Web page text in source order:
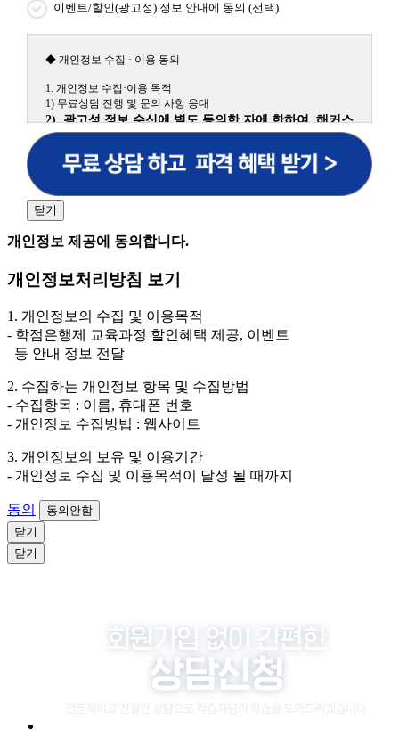
이벤트/할인(광고성) 정보 안내에 동의 (선택)
◆ 개인정보 수집 · 이용 동의
1. 개인정보 수집·이용 목적
1) 무료상담 진행 및 문의 사항 응대
2) 광고성 정보 수신에 별도 동의한 자에 한하여 해커스
원격평생교육원을 비롯한 해커스 교육그룹의 새로운 서
비스 신상품이나 이벤트, 최신 정보 안내 등 신청자의 취
향에 맞는 최적의 서비스를 제공하기 위함.
어, 해커스일본어, 해커스잡, 해커스금융, 해커스임용, 해커스공무
원, 해커스경찰, 해커스소방, 해커스공인중개사, 해커스주택관리
사, 해커스편입 등)
3. 개인정보 보유/이용 기간: 법령상 정하는 경우를 제
외하고는 회원탈퇴 시까지 이용 및 보관합니다. 단, 비회
원이거나 상담 시로부터 3년 이내 탈퇴하는 자의 경우,
소비자 불만 또는 분쟁처리를 위해 3년간 보관합니다.
의 경우에는 상담 신청이 제한됩니다.
닫기
개인정보 제공에 동의합니다.
개인정보처리방침 보기
1. 개인정보의 수집 및 이용목적
- 학점은행제 교육과정 할인혜택 제공, 이벤트
등 안내 정보 전달
2. 수집하는 개인정보 항목 및 수집방법
- 수집항목 : 이름, 휴대폰 번호
- 개인정보 수집방법 : 웹사이트
3. 개인정보의 보유 및 이용기간
- 개인정보 수집 및 이용목적이 달성 될 때까지
동의
동의안함
닫기
닫기